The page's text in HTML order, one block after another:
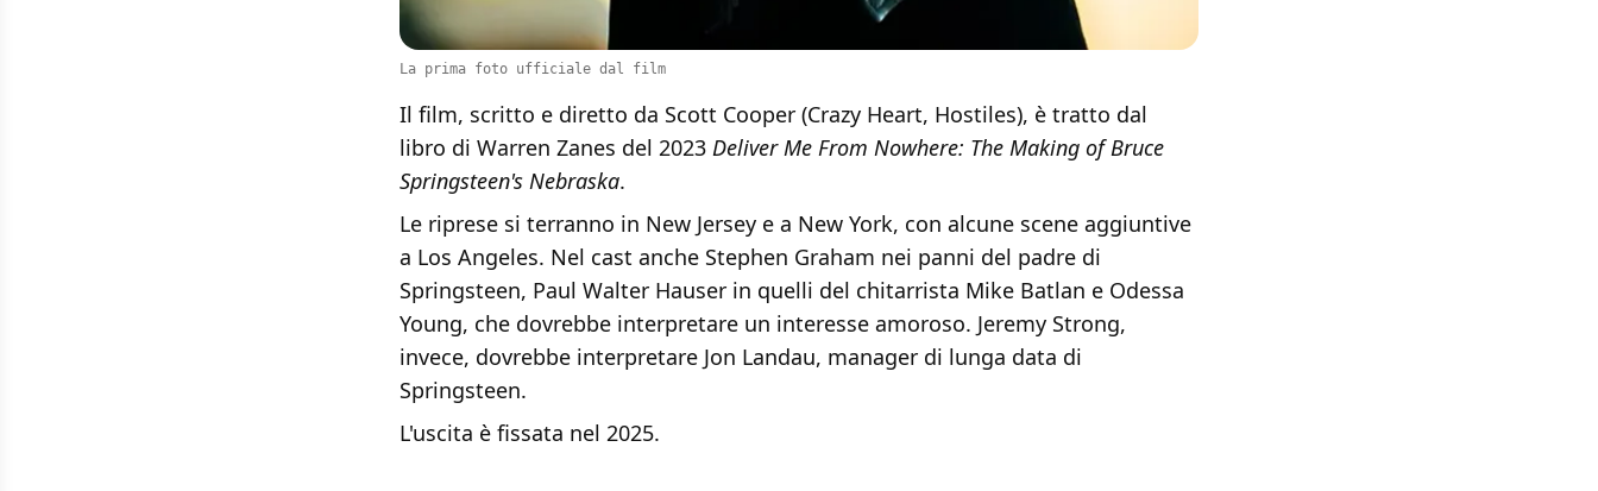
La prima foto ufficiale dal film
Il film, scritto e diretto da Scott Cooper (Crazy Heart, Hostiles), è tratto dal
libro di Warren Zanes del 2023 Deliver Me From Nowhere: The Making of Bruce
Springsteen's Nebraska.
Le riprese si terranno in New Jersey e a New York, con alcune scene aggiuntive
a Los Angeles. Nel cast anche Stephen Graham nei panni del padre di
Springsteen, Paul Walter Hauser in quelli del chitarrista Mike Batlan e Odessa
Young, che dovrebbe interpretare un interesse amoroso. Jeremy Strong,
invece, dovrebbe interpretare Jon Landau, manager di lunga data di
Springsteen.
L'uscita è fissata nel 2025.